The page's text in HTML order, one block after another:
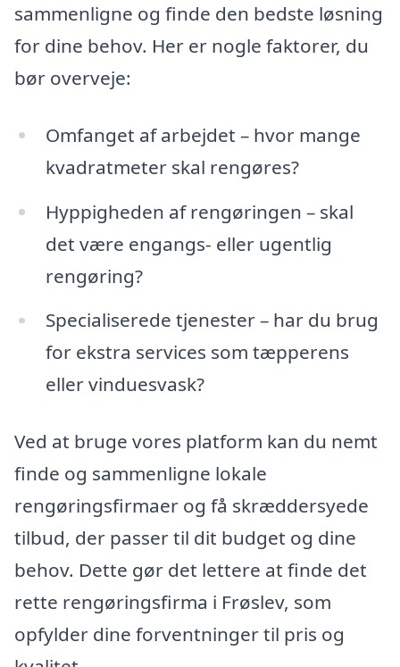
sammenligne og finde den bedste løsning
for dine behov. Her er nogle faktorer, du
bør overveje:
Omfanget af arbejdet – hvor mange
kvadratmeter skal rengøres?
Hyppigheden af rengøringen – skal
det være engangs- eller ugentlig
rengøring?
Specialiserede tjenester – har du brug
for ekstra services som tæpperens
eller vinduesvask?
Ved at bruge vores platform kan du nemt
finde og sammenligne lokale
rengøringsfirmaer og få skræddersyede
tilbud, der passer til dit budget og dine
behov. Dette gør det lettere at finde det
rette rengøringsfirma i Frøslev, som
opfylder dine forventninger til pris og